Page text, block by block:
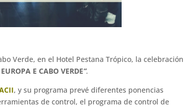
Verde, en el Hotel Pestana Trópico, la celebración
E CABO VERDE”.
, y su programa prevé diferentes ponencias
de control, el programa de control de